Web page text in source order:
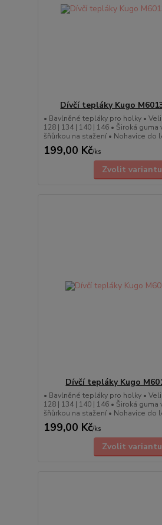
Dívčí tepláky Kugo
• Bavlněné tepláky pro holky •
128 | 134 | 140 | 146 • Široká
šňůrkou na stažení • Nohavice do
199,00 Kč/ks
Zvolit variantu
Dívčí tepláky Kugo
• Bavlněné tepláky pro holky •
128 | 134 | 140 | 146 • Široká
šňůrkou na stažení • Nohavice do
199,00 Kč/ks
Zvolit variantu